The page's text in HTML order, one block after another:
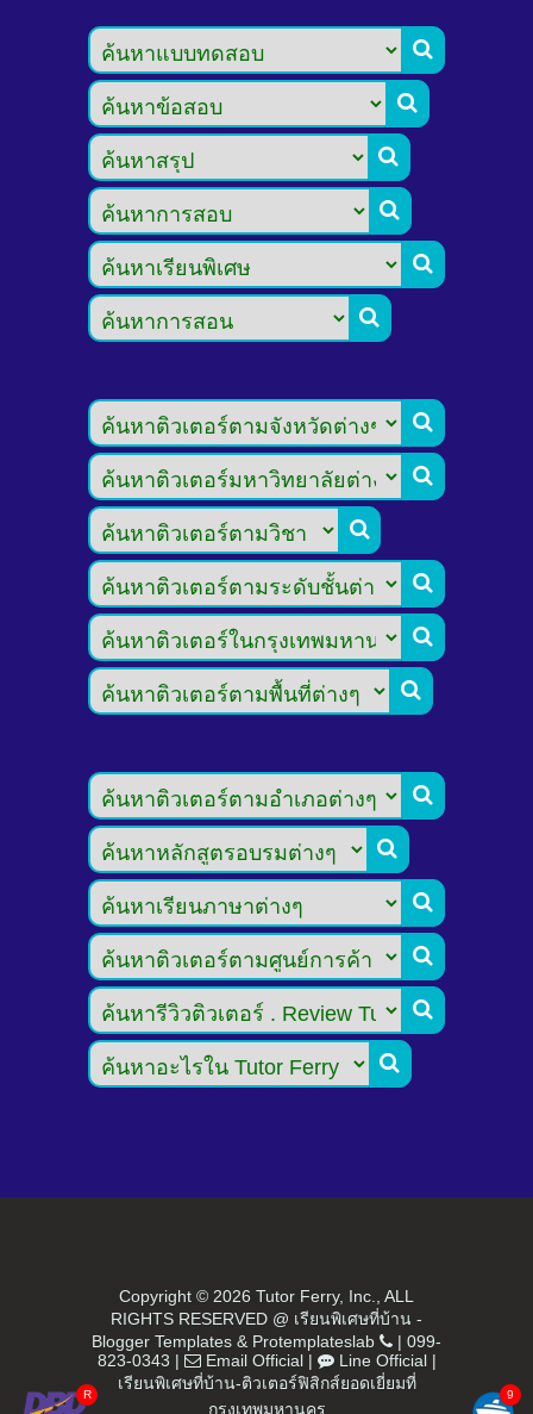


















Copyright © 2026 Tutor Ferry, Inc., ALL
RIGHTS RESERVED @ เรียนพิเศษที่บ้าน -
Blogger Templates & Protemplateslab | 099-
823-0343 | Email Official| Line Official|
เรียนพิเศษที่บ้าน-ติวเตอร์ฟิสิกส์ยอดเยี่ยมที่
กรุงเทพมหานคร